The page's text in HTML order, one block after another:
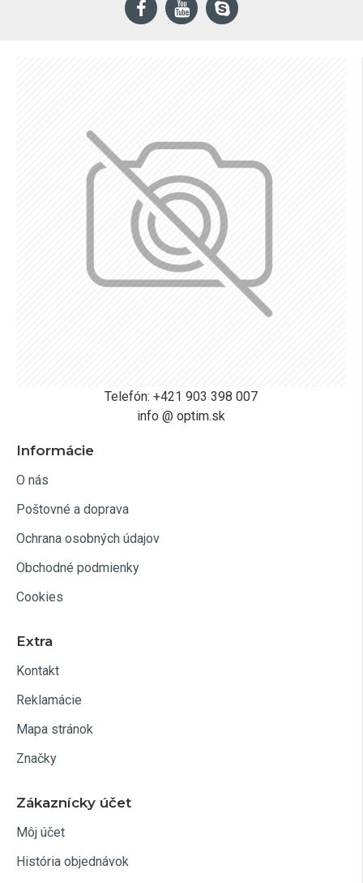
Telefón: +421 903 398 007
info @ optim.sk
Informácie
O nás
Poštovné a doprava
Ochrana osobných údajov
Obchodné podmienky
Cookies
Extra
Kontakt
Reklamácie
Mapa stránok
Značky
Zákaznícky účet
Môj účet
História objednávok